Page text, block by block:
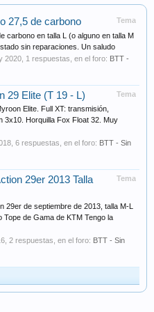
Tema
27,5 de carbono
carbono en talla L (o alguno en talla M
sin reparaciones. Un saludo
2020 , 1 respuestas, en el foro: BTT -
Tema
29 Elite (T 19 - L)
Elite. Full XT: transmisión,
3x10. Horquilla Fox Float 32. Muy
, 6 respuestas, en el foro: BTT - Sin
Tema
29er 2013 Talla
29er de septiembre de 2013, talla M-L
Tope de Gama de KTM Tengo la
, 2 respuestas, en el foro: BTT - Sin